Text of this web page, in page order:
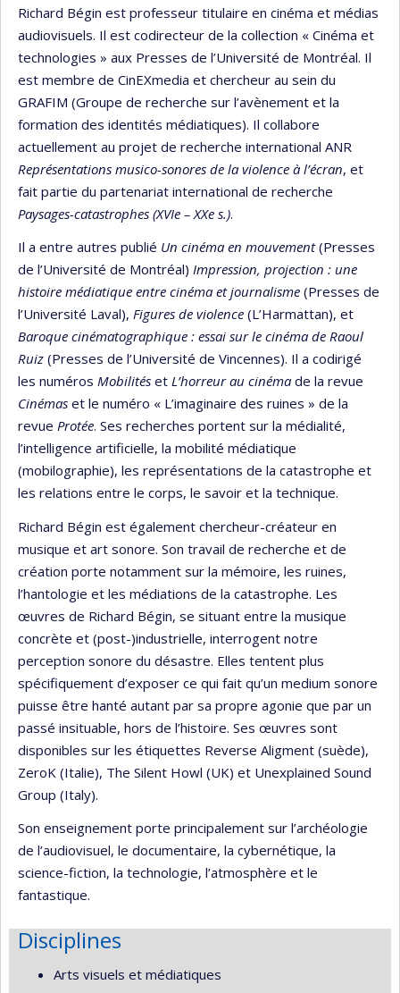
Richard Bégin est professeur titulaire en cinéma et médias
audiovisuels. Il est codirecteur de la collection « Cinéma et
technologies » aux Presses de l’Université de Montréal. Il
est membre de CinEXmedia et chercheur au sein du
GRAFIM (Groupe de recherche sur l’avènement et la
formation des identités médiatiques). Il collabore
actuellement au projet de recherche international ANR
Représentations musico-sonores de la violence à l’écran, et
fait partie du partenariat international de recherche
Paysages-catastrophes (XVIe – XXe s.).
Il a entre autres publié Un cinéma en mouvement(Presses
de l’Université de Montréal) Impression, projection : une
histoire médiatique entre cinéma et journalisme (Presses de
l’Université Laval), Figures de violence (L’Harmattan), et
Baroque cinématographique : essai sur le cinéma de Raoul
Ruiz (Presses de l’Université de Vincennes). Il a codirigé
les numéros Mobilités et L’horreur au cinéma de la revue
Cinémas et le numéro « L’imaginaire des ruines » de la
revue Protée. Ses recherches portent sur la médialité,
l’intelligence artificielle, la mobilité médiatique
(mobilographie), les représentations de la catastrophe et
les relations entre le corps, le savoir et la technique.
Richard Bégin est également chercheur-créateur en
musique et art sonore. Son travail de recherche et de
création porte notamment sur la mémoire, les ruines,
l’hantologie et les médiations de la catastrophe. Les
œuvres de Richard Bégin, se situant entre la musique
concrète et (post-)industrielle, interrogent notre
perception sonore du désastre. Elles tentent plus
spécifiquement d’exposer ce qui fait qu’un medium sonore
puisse être hanté autant par sa propre agonie que par un
passé insituable, hors de l’histoire. Ses œuvres sont
disponibles sur les étiquettes Reverse Aligment (suède),
ZeroK (Italie), The Silent Howl (UK) et Unexplained Sound
Group (Italy).
Son enseignement porte principalement sur l’archéologie
de l’audiovisuel, le documentaire, la cybernétique, la
science-fiction, la technologie, l’atmosphère et le
fantastique.
Disciplines
Arts visuels et médiatiques